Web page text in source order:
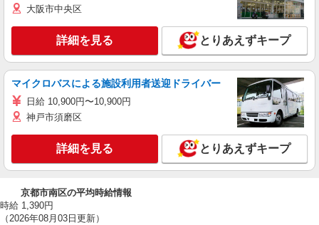
大阪市中央区
詳細を見る とりあえずキープ
マイクロバスによる施設利用者送迎ドライバー
日給 10,900円〜10,900円
神戸市須磨区
詳細を見る とりあえずキープ
京都市南区の平均時給情報
時給 1,390円
（2026年08月03日更新）